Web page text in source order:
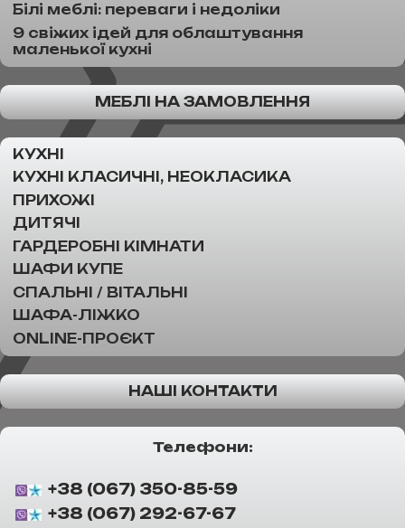
Білі меблі: переваги і недоліки
9 свіжих ідей для облаштування
маленької кухні
МЕБЛІ НА ЗАМОВЛЕННЯ
КУХНІ
КУХНІ КЛАСИЧНІ, НЕОКЛАСИКА
ПРИХОЖІ
ДИТЯЧІ
ГАРДЕРОБНІ КІМНАТИ
ШАФИ КУПЕ
СПАЛЬНІ / ВІТАЛЬНІ
ШАФА-ЛІЖКО
ONLINE-ПРОЄКТ
НАШІ КОНТАКТИ
Телефони:
+38 (067) 350-85-59
+38 (067) 292-67-67